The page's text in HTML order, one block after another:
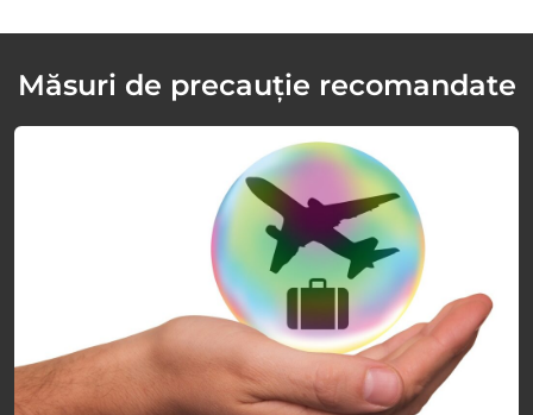
Măsuri de precauție recomandate